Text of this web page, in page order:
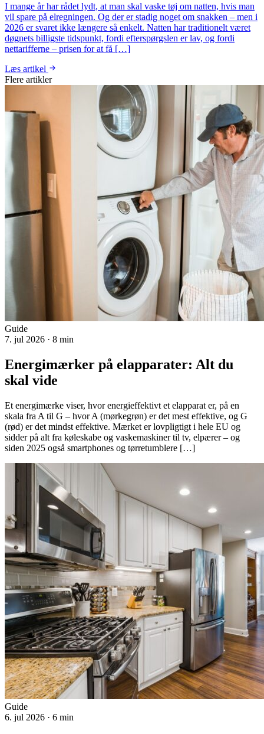
I mange år har rådet lydt, at man skal vaske tøj om natten, hvis man
vil spare på elregningen. Og der er stadig noget om snakken – men i
2026 er svaret ikke længere så enkelt. Natten har traditionelt været
døgnets billigste tidspunkt, fordi efterspørgslen er lav, og fordi
nettarifferne – prisen for at få […]
Læs artikel
Flere artikler
Guide
7. jul 2026 · 8 min
Energimærker på elapparater: Alt du
skal vide
Et energimærke viser, hvor energieffektivt et elapparat er, på en
skala fra A til G – hvor A (mørkegrøn) er det mest effektive, og G
(rød) er det mindst effektive. Mærket er lovpligtigt i hele EU og
sidder på alt fra køleskabe og vaskemaskiner til tv, elpærer – og
siden 2025 også smartphones og tørretumblere […]
Guide
6. jul 2026 · 6 min